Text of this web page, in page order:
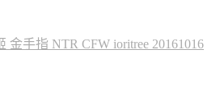
手指 NTR CFW ioritree 20161016